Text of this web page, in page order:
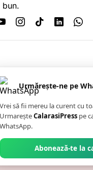
bun.
POLITICA DE
& TIPĂRITĂ
ANUNȚUL
Urmărește-ne pe
Vrei să fii mereu la curent cu
UrmareșteCalarasiPress pe
WhatsApp.
Abonează-te la